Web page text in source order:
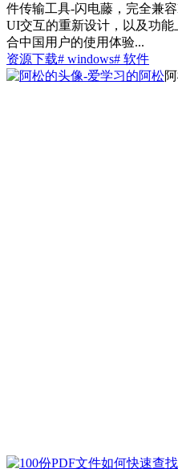
件传输工具-闪电藤，完全兼
UI交互的重新设计，以及功
合中国用户的使用体验...
资源下载# windows# 软件